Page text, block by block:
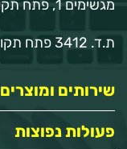
מגשימים 1, פתח תקווה
ת.ד. 3412 פתח תקווה 4943701
שירותים ומוצרים
פעולות נפוצות